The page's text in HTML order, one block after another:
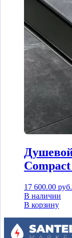
17 600.00 руб.
В наличии
В корзину